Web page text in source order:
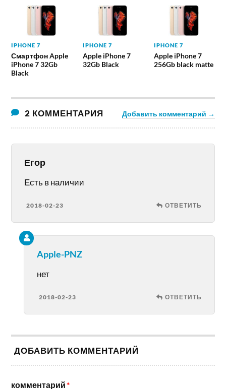
IPHONE 7
Смартфон Apple
iPhone 7 32Gb
Black
IPHONE 7
Apple iPhone 7
32Gb Black
IPHONE 7
Apple iPhone 7
256Gb black matte
2 КОММЕНТАРИЯ Добавить комментарий →
Егор
Есть в наличии
2018-02-23 ОТВЕТИТЬ
Apple-PNZ
нет
2018-02-23 ОТВЕТИТЬ
ДОБАВИТЬ КОММЕНТАРИЙ
комментарий*